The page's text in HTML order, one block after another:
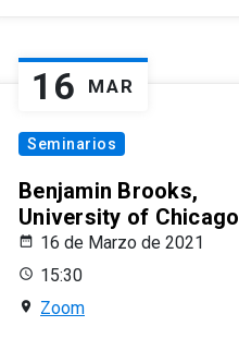
16 MAR
Seminarios
Benjamin Brooks,
University of Chicago
16 de Marzo de 2021
15:30
Zoom